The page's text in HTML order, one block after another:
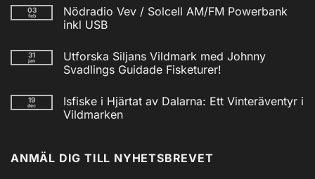
till
Isfiskecup
2025
03
feb
Nödradio Vev / Solcell AM/FM Powerbank
inkl USB
till
Nödradio
Vev
AM/FM
Powerbank
inkl
31
jan
Utforska Siljans Vildmark med Johnny
Svadlings Guidade Fisketurer!
till
Utforska
Siljans
Svadlings
Guidade
19
dec
Isfiske i Hjärtat av Dalarna: Ett Vinteräventyr i
Vildmarken
Isfiske
i
ANMÄL DIG TILL NYHETSBREVET